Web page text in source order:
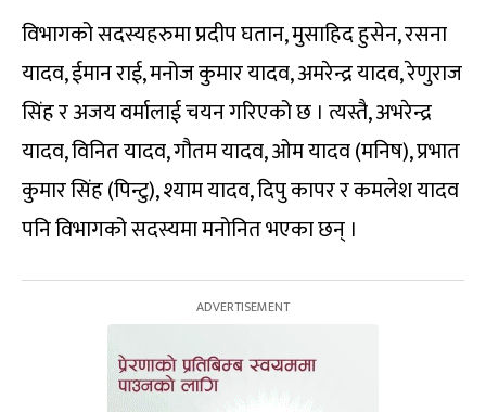
विभागको सदस्यहरुमा प्रदीप घतान, मुसाहिद हुसेन, रसना
यादव, ईमान राई, मनोज कुमार यादव, अमरेन्द्र यादव, रेणुराज
सिंह र अजय वर्मालाई चयन गरिएको छ । त्यस्तै, अभरेन्द्र
यादव, विनित यादव, गौतम यादव, ओम यादव (मनिष), प्रभात
कुमार सिंह (पिन्टु), श्याम यादव, दिपु कापर र कमलेश यादव
पनि विभागको सदस्यमा मनोनित भएका छन् ।